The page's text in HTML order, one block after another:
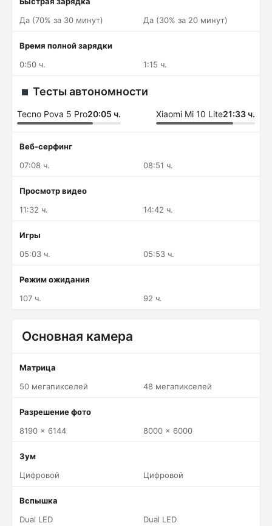
Да (70% за 30 минут)
Да (30% за 20 минут)
Время полной зарядки
0:50 ч.
1:15 ч.
Тесты автономности
Tecno Pova 5 Pro20:05 ч. Xiaomi Mi 10 Lite21:33 ч.
Веб-серфинг
07:08 ч.
08:51 ч.
Просмотр видео
11:32 ч.
14:42 ч.
Игры
05:03 ч.
05:53 ч.
Режим ожидания
107 ч.
92 ч.
Основная камера
Матрица
50 мегапикселей
48 мегапикселей
Разрешение фото
8190 x 6144
8000 x 6000
Зум
Цифровой
Цифровой
Вспышка
Dual LED
Dual LED